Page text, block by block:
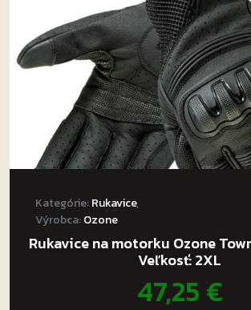
Kategórie:Rukavice,
Výrobca:Ozone
Rukavice na motorku Ozone
Veľkosť: 2XL
47,25€